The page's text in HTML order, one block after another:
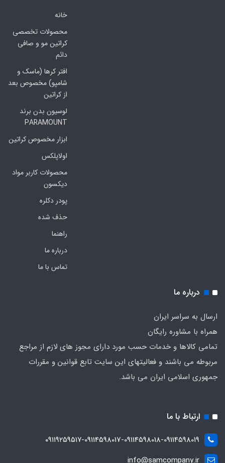
خانه
محصولات تخصصی
کراتین مو و صافی
دائم
افتر کرها (ماسک و
شامپو) مخصوص بعد
از کراتین
لوسیون بدن برند
PARAMOUNT
ابزار مخصوص کراتین
اولاپلکس
محصولات کاربر مواد
دیکسون
پودر دکلره
حذف شده
راهنما
درباره ما
تماس با ما
درباره ما
ارسال به سراسر ایران
همراه با مشاوره رایگان
تمامی کالاها و خدمات حسب مورد دارای مجوز های لازم از مراجع
مربوطه می باشند و فعالیتهای این سایت تابع قوانین و مقررات
جمهوری اسلامی ایران می باشد.
ارتباط با ما
۰۹۱۱۹۲۵۹۵۱۷-09114598017-09114598018-09114598019
info@samcompany.ir